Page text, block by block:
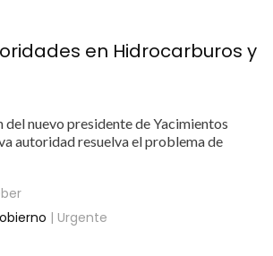
en Hidrocarburos y
nuevo presidente de Yacimientos
autoridad resuelva el problema de
| Urgente